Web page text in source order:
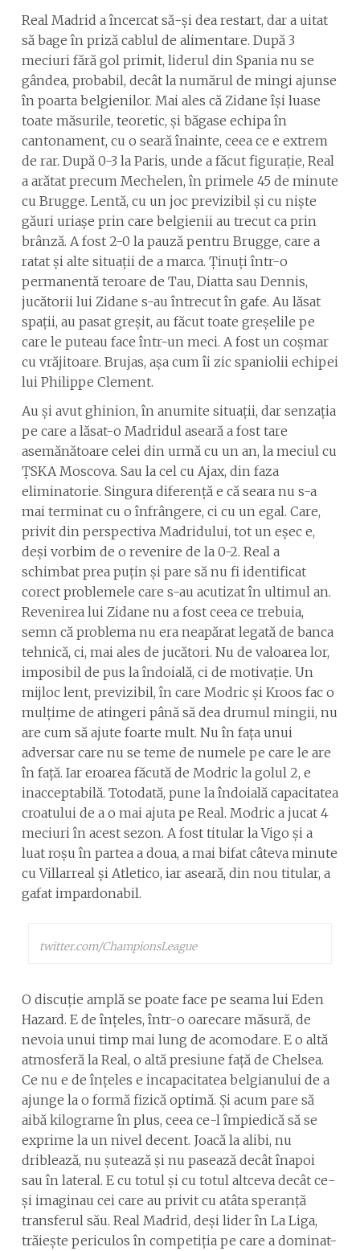
Real Madrid a încercat să-și dea restart, dar a uitat
să bage în priză cablul de alimentare. După 3
meciuri fără gol primit, liderul din Spania nu se
gândea, probabil, decât la numărul de mingi ajunse
în poarta belgienilor. Mai ales că Zidane își luase
toate măsurile, teoretic, și băgase echipa în
cantonament, cu o seară înainte, ceea ce e extrem
de rar. După 0-3 la Paris, unde a făcut figurație, Real
a arătat precum Mechelen, în primele 45 de minute
cu Brugge. Lentă, cu un joc previzibil și cu niște
găuri uriașe prin care belgienii au trecut ca prin
brânză. A fost 2-0 la pauză pentru Brugge, care a
ratat și alte situații de a marca. Ținuți într-o
permanentă teroare de Tau, Diatta sau Dennis,
jucătorii lui Zidane s-au întrecut în gafe. Au lăsat
spații, au pasat greșit, au făcut toate greșelile pe
care le puteau face într-un meci. A fost un coșmar
cu vrăjitoare. Brujas, așa cum îi zic spaniolii echipei
lui Philippe Clement.
Au și avut ghinion, în anumite situații, dar senzația
pe care a lăsat-o Madridul aseară a fost tare
asemănătoare celei din urmă cu un an, la meciul cu
ȚSKA Moscova. Sau la cel cu Ajax, din faza
eliminatorie. Singura diferență e că seara nu s-a
mai terminat cu o înfrângere, ci cu un egal. Care,
privit din perspectiva Madridului, tot un eșec e,
deși vorbim de o revenire de la 0-2. Real a
schimbat prea puțin și pare să nu fi identificat
corect problemele care s-au acutizat în ultimul an.
Revenirea lui Zidane nu a fost ceea ce trebuia,
semn că problema nu era neapărat legată de banca
tehnică, ci, mai ales de jucători. Nu de valoarea lor,
imposibil de pus la îndoială, ci de motivație. Un
mijloc lent, previzibil, în care Modric și Kroos fac o
mulțime de atingeri până să dea drumul mingii, nu
are cum să ajute foarte mult. Nu în fața unui
adversar care nu se teme de numele pe care le are
în față. Iar eroarea făcută de Modric la golul 2, e
inacceptabilă. Totodată, pune la îndoială capacitatea
croatului de a o mai ajuta pe Real. Modric a jucat 4
meciuri în acest sezon. A fost titular la Vigo și a
luat roșu în partea a doua, a mai bifat câteva minute
cu Villarreal și Atletico, iar aseară, din nou titular, a
gafat impardonabil.
twitter.com/ChampionsLeague
O discuție amplă se poate face pe seama lui Eden
Hazard. E de înțeles, într-o oarecare măsură, de
nevoia unui timp mai lung de acomodare. E o altă
atmosferă la Real, o altă presiune față de Chelsea.
Ce nu e de înțeles e incapacitatea belgianului de a
ajunge la o formă fizică optimă. Și acum pare să
aibă kilograme în plus, ceea ce-l împiedică să se
exprime la un nivel decent. Joacă la alibi, nu
driblează, nu șutează și nu pasează decât înapoi
sau în lateral. E cu totul și cu totul altceva decât ce-
și imaginau cei care au privit cu atâta speranță
transferul său. Real Madrid, deși lider în La Liga,
trăiește periculos în competiția pe care a dominat-